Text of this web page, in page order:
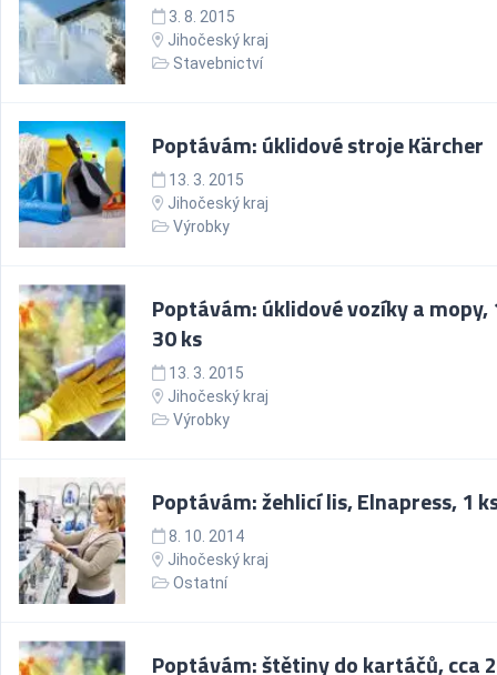
3. 8. 2015
Jihočeský kraj
Stavebnictví
Poptávám: úklidové stroje Kärcher
13. 3. 2015
Jihočeský kraj
Výrobky
Poptávám: úklidové vozíky a mopy,
30 ks
13. 3. 2015
Jihočeský kraj
Výrobky
Poptávám: žehlicí lis, Elnapress, 1
8. 10. 2014
Jihočeský kraj
Ostatní
Poptávám: štětiny do kartáčů, cca